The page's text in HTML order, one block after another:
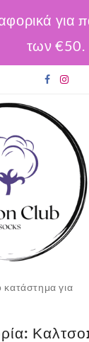
για
των €50.
κατάστημα για